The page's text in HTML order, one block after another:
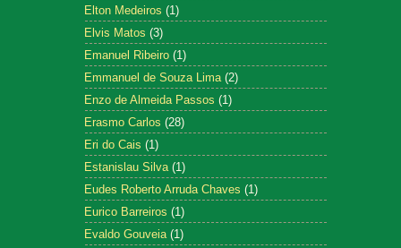
Elton Medeiros (1)
Elvis Matos (3)
Emanuel Ribeiro (1)
Emmanuel de Souza Lima (2)
Enzo de Almeida Passos (1)
Erasmo Carlos (28)
Eri do Cais (1)
Estanislau Silva (1)
Eudes Roberto Arruda Chaves (1)
Eurico Barreiros (1)
Evaldo Gouveia (1)